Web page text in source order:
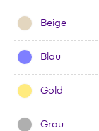
Beige
Blau
Gold
Grau